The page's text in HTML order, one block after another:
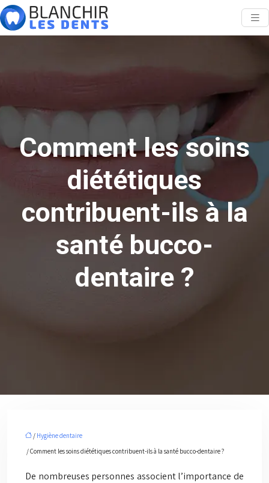
Comment les soins
diététiques
contribuent-ils à la
santé bucco-
dentaire ?
/ Hygiène dentaire
/ Comment les soins diététiques contribuent-ils à la santé bucco-dentaire ?
De nombreuses personnes associent l’importance de